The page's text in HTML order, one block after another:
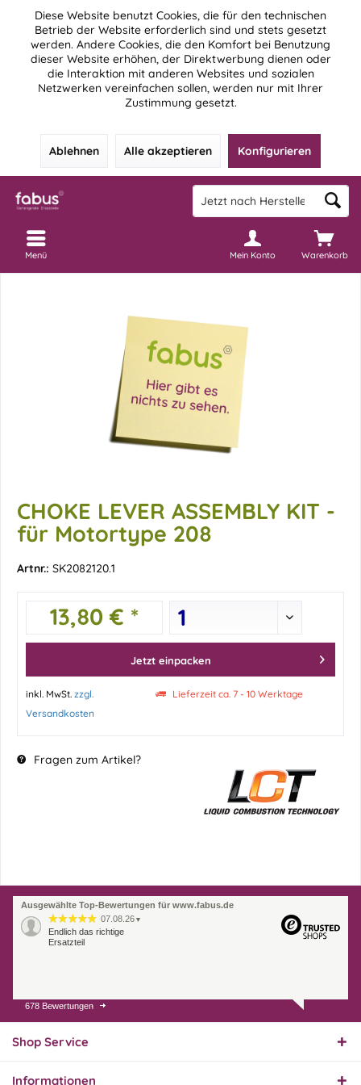
Diese Website benutzt Cookies, die für den technischen
Betrieb der Website erforderlich sind und stets gesetzt
werden. Andere Cookies, die den Komfort bei Benutzung
dieser Website erhöhen, der Direktwerbung dienen oder
die Interaktion mit anderen Websites und sozialen
Netzwerken vereinfachen sollen, werden nur mit Ihrer
Zustimmung gesetzt.
Ablehnen Alle akzeptieren Konfigurieren
Warenkorb
Mein Konto
Menü
CHOKE LEVER ASSEMBLY KIT -
für Motortype 208
Artnr.: SK2082120.1
13,80 € *
Jetzt einpacken
inkl. MwSt. zzgl.
Versandkosten
Lieferzeit ca. 7 - 10 Werktage
Fragen zum Artikel?
Ausgewählte Top-Bewertungen für www.fabus.de
07.08.26 ▼
Endlich das richtige
Ersatzteil
01.08.26
Innerhalb 2 Tagen Ware
678 Bewertungen
Shop Service
Informationen